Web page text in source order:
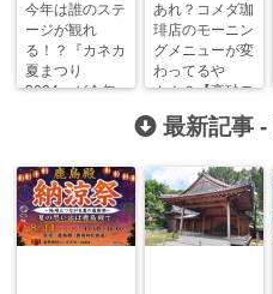
今年は誰のステ
ージが観れ
る！？『カネカ
夏まつり
2024』が今年
あれ？コメダ珈
琲店のモーニン
グメニューが変
わってるや
ん！？【高砂モ
ーニングまに
あ】
最新記事 -